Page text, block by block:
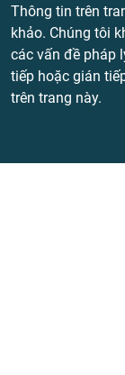
Thông tin trên
khảo. Chúng tôi
các vấn đề pháp
tiếp hoặc gián
trên trang này.